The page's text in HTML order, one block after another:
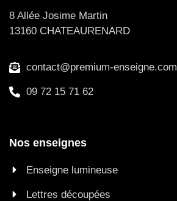
8 Allée Josime Martin
13160 CHATEAURENARD
contact@premium-enseigne.com
09 72 15 71 62
Nos enseignes
Enseigne lumineuse
Lettres découpées